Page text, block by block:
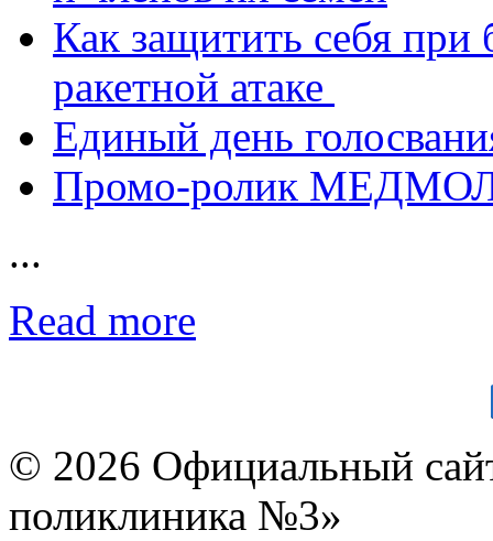
Как защитить себя при
ракетной атаке
Единый день
Промо-ролик
...
Read more
© 2026 Официальный
поликлиника №3»